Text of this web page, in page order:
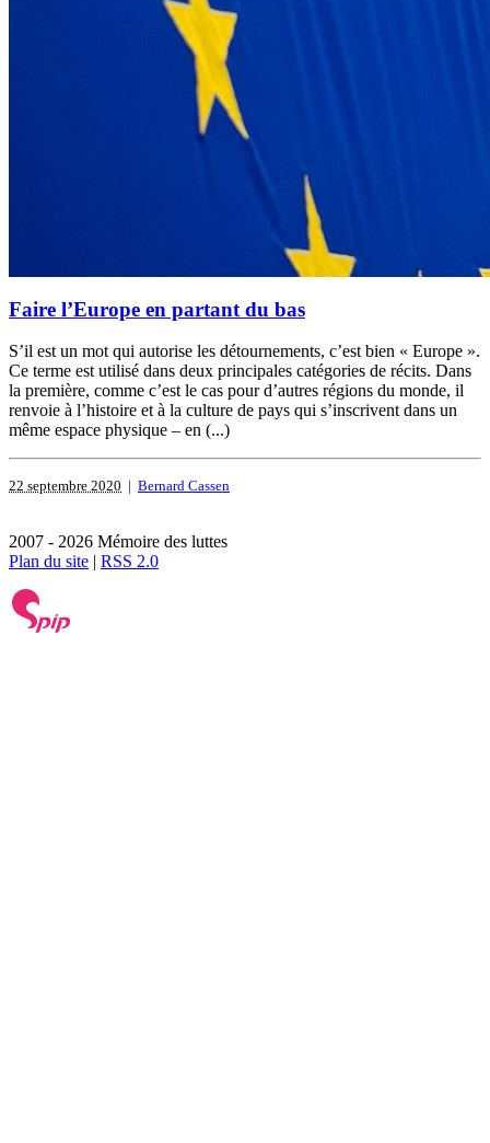
Faire l’Europe en partant du bas
S’il est un mot qui autorise les détournements, c’est bien « Europe ».
Ce terme est utilisé dans deux principales catégories de récits. Dans
la première, comme c’est le cas pour d’autres régions du monde, il
renvoie à l’histoire et à la culture de pays qui s’inscrivent dans un
même espace physique – en (...)
22 septembre 2020 | Bernard Cassen
2007 - 2026 Mémoire des luttes
Plan du site | RSS 2.0